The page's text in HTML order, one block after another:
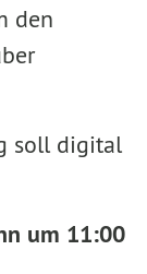
den
soll digital
um 11:00